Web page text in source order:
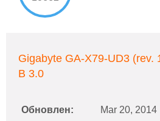
Gigabyte GA-X79-UD3 (rev.
B 3.0
Обновлен: Mar 20, 2014